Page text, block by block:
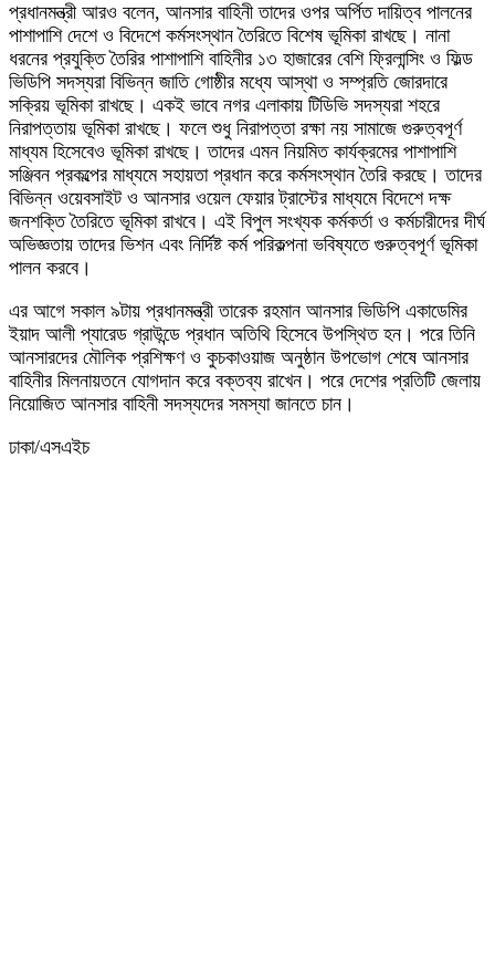
প্রধানমন্ত্রী আরও বলেন, আনসার বাহিনী তাদের ওপর অর্পিত দায়িত্ব পালনের
পাশাপাশি দেশে ও বিদেশে কর্মসংস্থান তৈরিতে বিশেষ ভূমিকা রাখছে। নানা
ধরনের প্রযুক্তি তৈরির পাশাপাশি বাহিনীর ১৩ হাজারের বেশি ফ্রিলান্সিং ও ফিল্ড
ভিডিপি সদস্যরা বিভিন্ন জাতি গোষ্ঠীর মধ্যে আস্থা ও সম্প্রতি জোরদারে
সক্রিয় ভূমিকা রাখছে। একই ভাবে নগর এলাকায় টিডিভি সদস্যরা শহরে
নিরাপত্তায় ভূমিকা রাখছে। ফলে শুধু নিরাপত্তা রক্ষা নয় সামাজে গুরুত্বপূর্ণ
মাধ্যম হিসেবেও ভূমিকা রাখছে। তাদের এমন নিয়মিত কার্যক্রমের পাশাপাশি
সঞ্জিবন প্রকল্পের মাধ্যমে সহায়তা প্রধান করে কর্মসংস্থান তৈরি করছে। তাদের
বিভিন্ন ওয়েবসাইট ও আনসার ওয়েল ফেয়ার ট্রাস্টের মাধ্যমে বিদেশে দক্ষ
জনশক্তি তৈরিতে ভূমিকা রাখবে। এই বিপুল সংখ্যক কর্মকর্তা ও কর্মচারীদের দীর্ঘ
অভিজ্ঞতায় তাদের ভিশন এবং নির্দিষ্ট কর্ম পরিকল্পনা ভবিষ্যতে গুরুত্বপূর্ণ ভূমিকা
পালন করবে।
এর আগে সকাল ৯টায় প্রধানমন্ত্রী তারেক রহমান আনসার ভিডিপি একাডেমির
ইয়াদ আলী প্যারেড গ্রাউন্ডে প্রধান অতিথি হিসেবে উপস্থিত হন। পরে তিনি
আনসারদের মৌলিক প্রশিক্ষণ ও কুচকাওয়াজ অনুষ্ঠান উপভোগ শেষে আনসার
বাহিনীর মিলনায়তনে যোগদান করে বক্তব্য রাখেন। পরে দেশের প্রতিটি জেলায়
নিয়োজিত আনসার বাহিনী সদস্যদের সমস্যা জানতে চান।
ঢাকা/এসএইচ